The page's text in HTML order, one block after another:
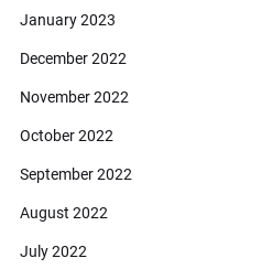
January 2023
December 2022
November 2022
October 2022
September 2022
August 2022
July 2022